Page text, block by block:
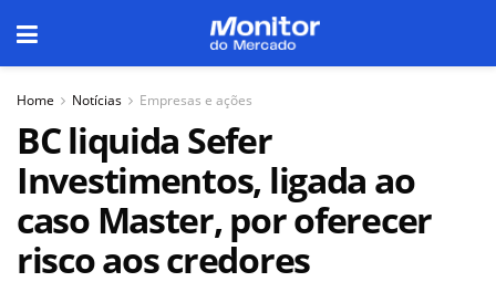
Home Notícias Empresas e ações
BC liquida Sefer
Investimentos, ligada ao
caso Master, por oferecer
risco aos credores